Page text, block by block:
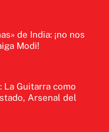
de India: ¡no nos
Modi!
La Guitarra como
Arsenal del